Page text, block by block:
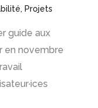
, Projets
guide aux
en novembre